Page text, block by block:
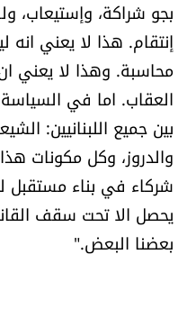
بجو شراكة، وإستيعاب،
إنتقام. هذا لا يعني
محاسبة. وهذا لا يعني
العقاب. اما في
بين جميع اللبنانيين:
والدروز، وكل مكونات
شركاء في بناء مستقبل
يحصل الا تحت سقف
بعضنا البعض."